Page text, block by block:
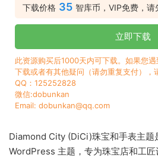
下载价格 35 智库币，VIP免费，请
立即下载
此资源购买后1000天内可下载。如果您
下载或者有其他疑问（请勿重复支付），
QQ：125252828
微信:dobunkan
Email: dobunkan@qq.com
Diamond City (DiCi)珠宝和手表主题
WordPress 主题，专为珠宝店和工